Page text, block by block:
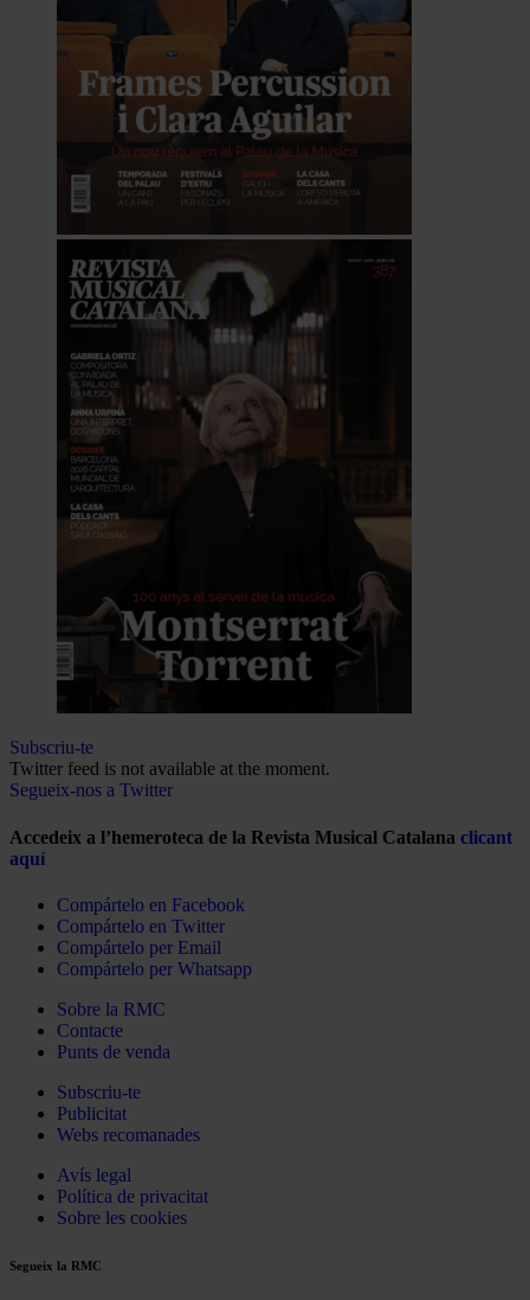
Subscriu-te
Twitter feed is not available at the moment.
Segueix-nos a Twitter
Accedeix a l’hemeroteca de la Revista Musical Catalana clicant
aquí
Compártelo en Facebook
Compártelo en Twitter
Compártelo per Email
Compártelo per Whatsapp
Sobre la RMC
Contacte
Punts de venda
Subscriu-te
Publicitat
Webs recomanades
Avís legal
Política de privacitat
Sobre les cookies
Segueix la RMC